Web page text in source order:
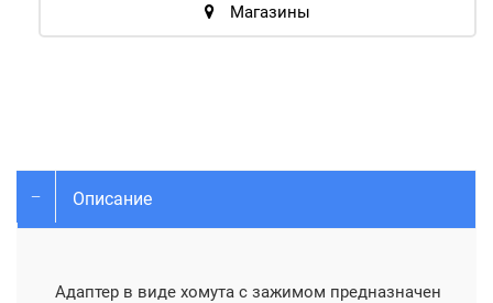
Магазины
Описание
Адаптер в виде хомута с зажимом предназначен